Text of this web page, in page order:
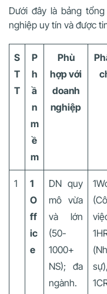
Dưới đây là bảng
nghiệp uy tín và được
S
T
T
P
h
ầ
n
m
ề
m
Phù
hợp với
doanh
nghiệp
1
1
O
ff
ic
e
DN quy
mô vừa
và lớn
(50-
1000+
NS); đa
ngành.
sự),